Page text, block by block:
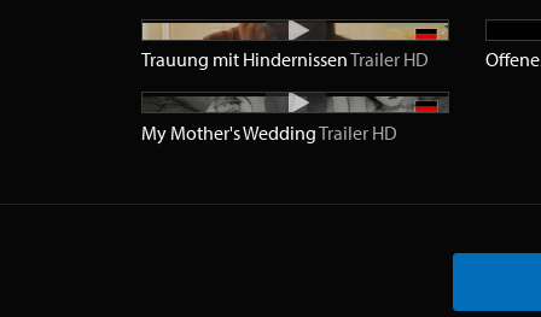
Trauung mit HindernissenTrailer HD
My Mother's WeddingTrailer HD